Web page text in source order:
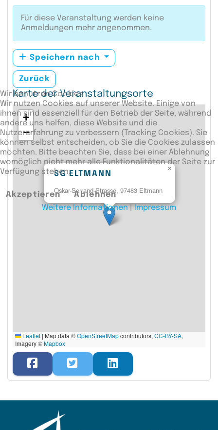
Für diese Veranstaltung werden keine
Anmeldungen mehr angenommen.
Speichern nach
Zurück
Karte der Veranstaltungsorte
SG ELTMANN
Oskar-Serrand-Strasse, 97483 Eltmann
×
+
−
Leaflet | Map data ©OpenStreetMapcontributors, CC-BY-SA,
Imagery ©Mapbox
Wir benutzen Cookies
Wir nutzen Cookies auf unserer Website. Einige von
ihnen sind essenziell für den Betrieb der Seite, während
andere uns helfen, diese Website und die
Nutzererfahrung zu verbessern (Tracking Cookies). Sie
können selbst entscheiden, ob Sie die Cookies zulassen
möchten. Bitte beachten Sie, dass bei einer Ablehnung
womöglich nicht mehr alle Funktionalitäten der Seite zur
Verfügung stehen.
Akzeptieren
Ablehnen
Weitere Informationen|Impressum